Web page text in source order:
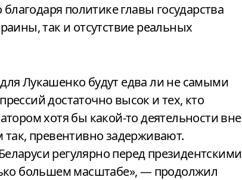
политике главы государства
так и отсутствие реальных
Лукашенко будут едва ли не самыми
достаточно высок и тех, кто
хотя бы какой-то деятельности вне
так, превентивно задерживают.
регулярно перед президентскими
большем масштабе», — продолжил